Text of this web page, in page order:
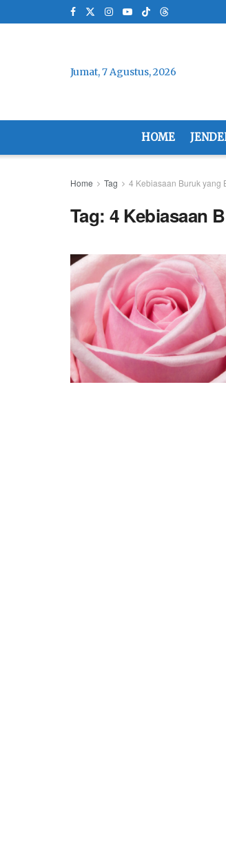
Jumat, 7 Agustus, 2026
HOME
Home Tag 4 Kebiasaan Buruk yang
Tag:4 Kebiasaan